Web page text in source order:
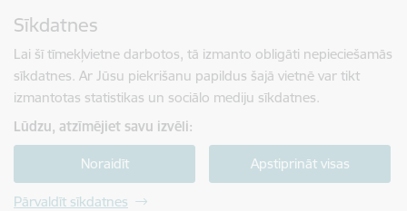
Sīkdatnes
Lai šī tīmekļvietne darbotos, tā izmanto obligāti nepieciešamās
sīkdatnes. Ar Jūsu piekrišanu papildus šajā vietnē var tikt
izmantotas statistikas un sociālo mediju sīkdatnes.
Lūdzu, atzīmējiet savu izvēli:
Noraidīt Apstiprināt visas
Pārvaldīt sīkdatnes